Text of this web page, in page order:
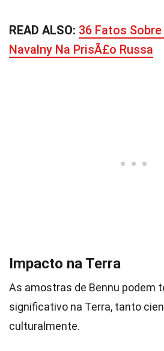
READ ALSO: 36 Fatos
Navalny Na PrisÃ£o Russa
Impacto na Terra
As amostras de Bennu podem
significativo na Terra, tanto
culturalmente.